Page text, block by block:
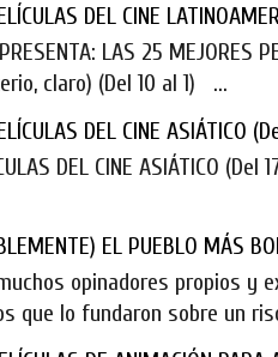
DEL CINE
LAS 25 MEJORES
claro) (Del 10 al 1) ...
DEL CINE ASIÁTICO
DEL CINE ASIÁTICO
EL PUEBLO MÁS
opinadores propios y
que lo fundaron sobre un